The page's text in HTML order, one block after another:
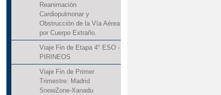
Reanimación
Cardiopulmonar y
Obstrucción de la Vía Aérea
por Cuerpo Extraño.
Viaje Fin de Etapa 4° ESO -
PIRINEOS
Viaje Fin de Primer
Trimestre: Madrid
SnowZone-Xanadu